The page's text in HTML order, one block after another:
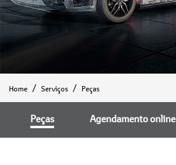
Home Serviços Peças
Agendamento online
Peças